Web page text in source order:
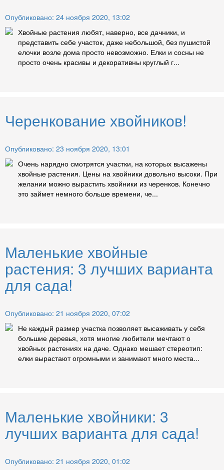
Опубликовано: 24 ноября 2020, 13:02
Хвойные растения любят, наверно, все дачники, и
представить себе участок, даже небольшой, без пушистой
елочки возле дома просто невозможно. Елки и сосны не
просто очень красивы и декоративны круглый г...
Черенкование хвойников!
Опубликовано: 23 ноября 2020, 13:01
Очень нарядно смотрятся участки, на которых высажены
хвойные растения. Цены на хвойники довольно высоки. При
желании можно вырастить хвойники из черенков. Конечно
это займет немного больше времени, че...
Маленькие хвойные
растения: 3 лучших варианта
для сада!
Опубликовано: 21 ноября 2020, 07:02
Не каждый размер участка позволяет высаживать у себя
большие деревья, хотя многие любители мечтают о
хвойных растениях на даче. Однако мешает стереотип:
елки вырастают огромными и занимают много места...
Маленькие хвойники: 3
лучших варианта для сада!
Опубликовано: 21 ноября 2020, 01:02